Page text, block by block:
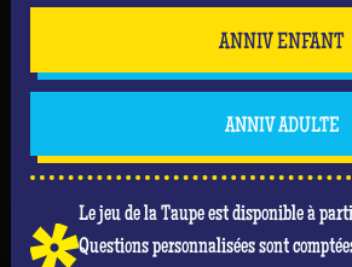
ANNIV ENFANT
ANNIV ADULTE
Le jeu de la Taupe est disponible à
Questions personnalisées sont